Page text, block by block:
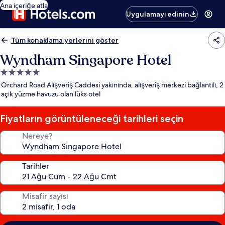
Ana içeriğe atla
Uygulamayı edinin
Tüm konaklama yerlerini göster
Wyndham Singapore Hotel
5.0
yıldızlı
konaklama
yeri
Orchard Road Alışveriş Caddesi yakınında, alışveriş merkezi bağlantılı, 2
açık yüzme havuzu olan lüks otel
Fiyatların görüntüleneceği tarihleri seçin
Nereye?
Tarihler
Misafir sayısı